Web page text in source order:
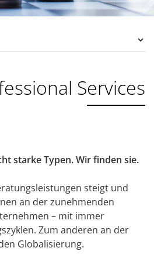
Services
starke Typen. Wir finden sie.
steigt und
an der zunehmenden
– mit immer
Zum anderen an der
Globalisierung.